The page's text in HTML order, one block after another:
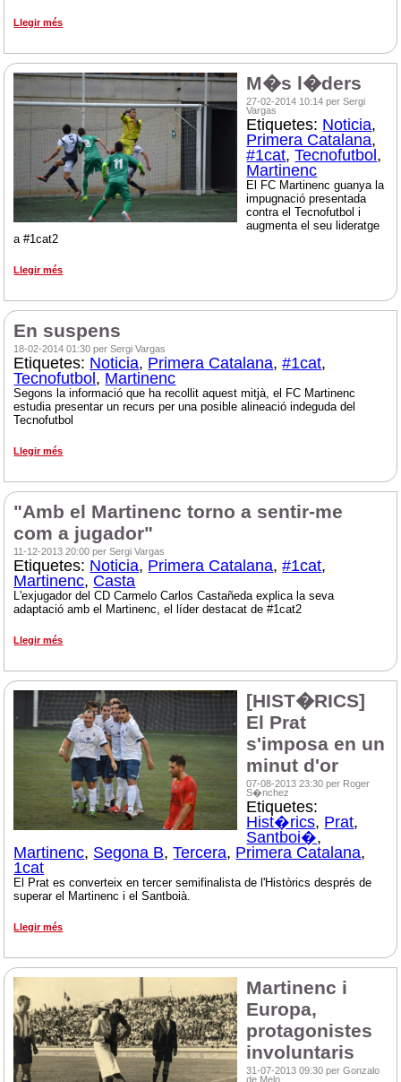
Llegir més
M�s l�ders
27-02-2014 10:14 per Sergi
Vargas
Etiquetes: Noticia,
Primera Catalana,
#1cat,Tecnofutbol ,
Martinenc
El FC Martinenc guanya la
impugnació presentada
contra el Tecnofutbol i
augmenta el seu lideratge
a #1cat2
Llegir més
En suspens
18-02-2014 01:30 per Sergi Vargas
Etiquetes: Noticia, Primera Catalana,#1cat,
Tecnofutbol , Martinenc
Segons la informació que ha recollit aquest mitjà, el FC Martinenc
estudia presentar un recurs per una posible alineació indeguda del
Tecnofutbol
Llegir més
"Amb el Martinenc torno a sentir-me
com a jugador"
11-12-2013 20:00 per Sergi Vargas
Etiquetes: Noticia, Primera Catalana,#1cat,
Martinenc, Casta
L'exjugador del CD Carmelo Carlos Castañeda explica la seva
adaptació amb el Martinenc, el líder destacat de #1cat2
Llegir més
[HIST�RICS]
El Prat
s'imposa en un
minut d'or
07-08-2013 23:30 per Roger
S�nchez
Etiquetes:
Hist�rics, Prat,
Santboi�,
Martinenc, Segona B,Tercera, Primera Catalana,
1cat
El Prat es converteix en tercer semifinalista de l'Històrics després de
superar el Martinenc i el Santboià.
Llegir més
Martinenc i
Europa,
protagonistes
involuntaris
31-07-2013 09:30 per Gonzalo
de Melo